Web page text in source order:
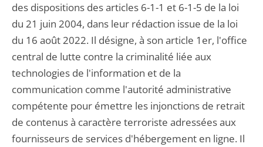
des dispositions des articles 6-1-1 et 6-1-5 de la loi
du 21 juin 2004, dans leur rédaction issue de la loi
du 16 août 2022. Il désigne, à son article 1er, l'office
central de lutte contre la criminalité liée aux
technologies de l'information et de la
communication comme l'autorité administrative
compétente pour émettre les injonctions de retrait
de contenus à caractère terroriste adressées aux
fournisseurs de services d'hébergement en ligne. Il